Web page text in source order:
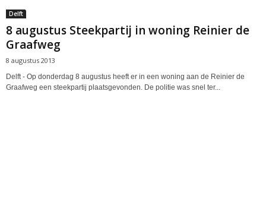
Delft
8 augustus Steekpartij in woning Reinier de
Graafweg
8 augustus 2013
Delft - Op donderdag 8 augustus heeft er in een woning aan de Reinier de
Graafweg een steekpartij plaatsgevonden. De politie was snel ter...